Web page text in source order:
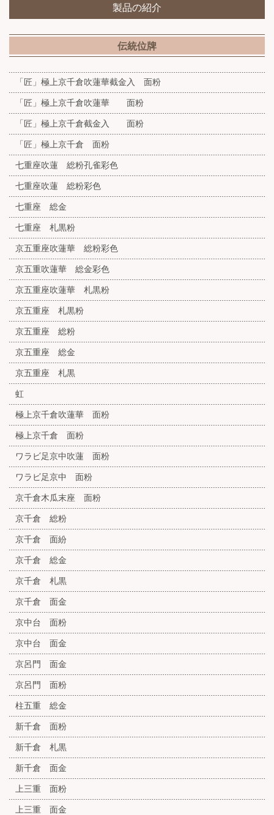
製品の紹介
伝統位牌
「匠」極上京千倉吹蓮華截金入 面粉
「匠」極上京千倉吹蓮華 面粉
「匠」極上京千倉截金入 面粉
「匠」極上京千倉 面粉
七重座吹蓮 総粉孔雀彩色
七重座吹蓮 総粉彩色
七重座 総金
七重座 札黒粉
京五重座吹蓮華 総粉彩色
京五重吹蓮華 総金彩色
京五重座吹蓮華 札黒粉
京五重座 札黒粉
京五重座 総粉
京五重座 総金
京五重座 札黒
虹
極上京千倉吹蓮華 面粉
極上京千倉 面粉
ワラビ足京中吹蓮 面粉
ワラビ足京中 面粉
京千倉木瓜末座 面粉
京千倉 総粉
京千倉 面紛
京千倉 総金
京千倉 札黒
京千倉 面金
京中台 面粉
京中台 面金
京呂門 面金
京呂門 面粉
柱五重 総金
新千倉 面粉
新千倉 札黒
新千倉 面金
上三重 面粉
上三重 面金